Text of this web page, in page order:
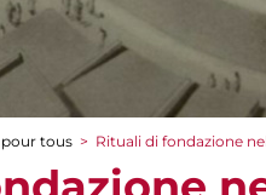
tous > Rituali di fondazione